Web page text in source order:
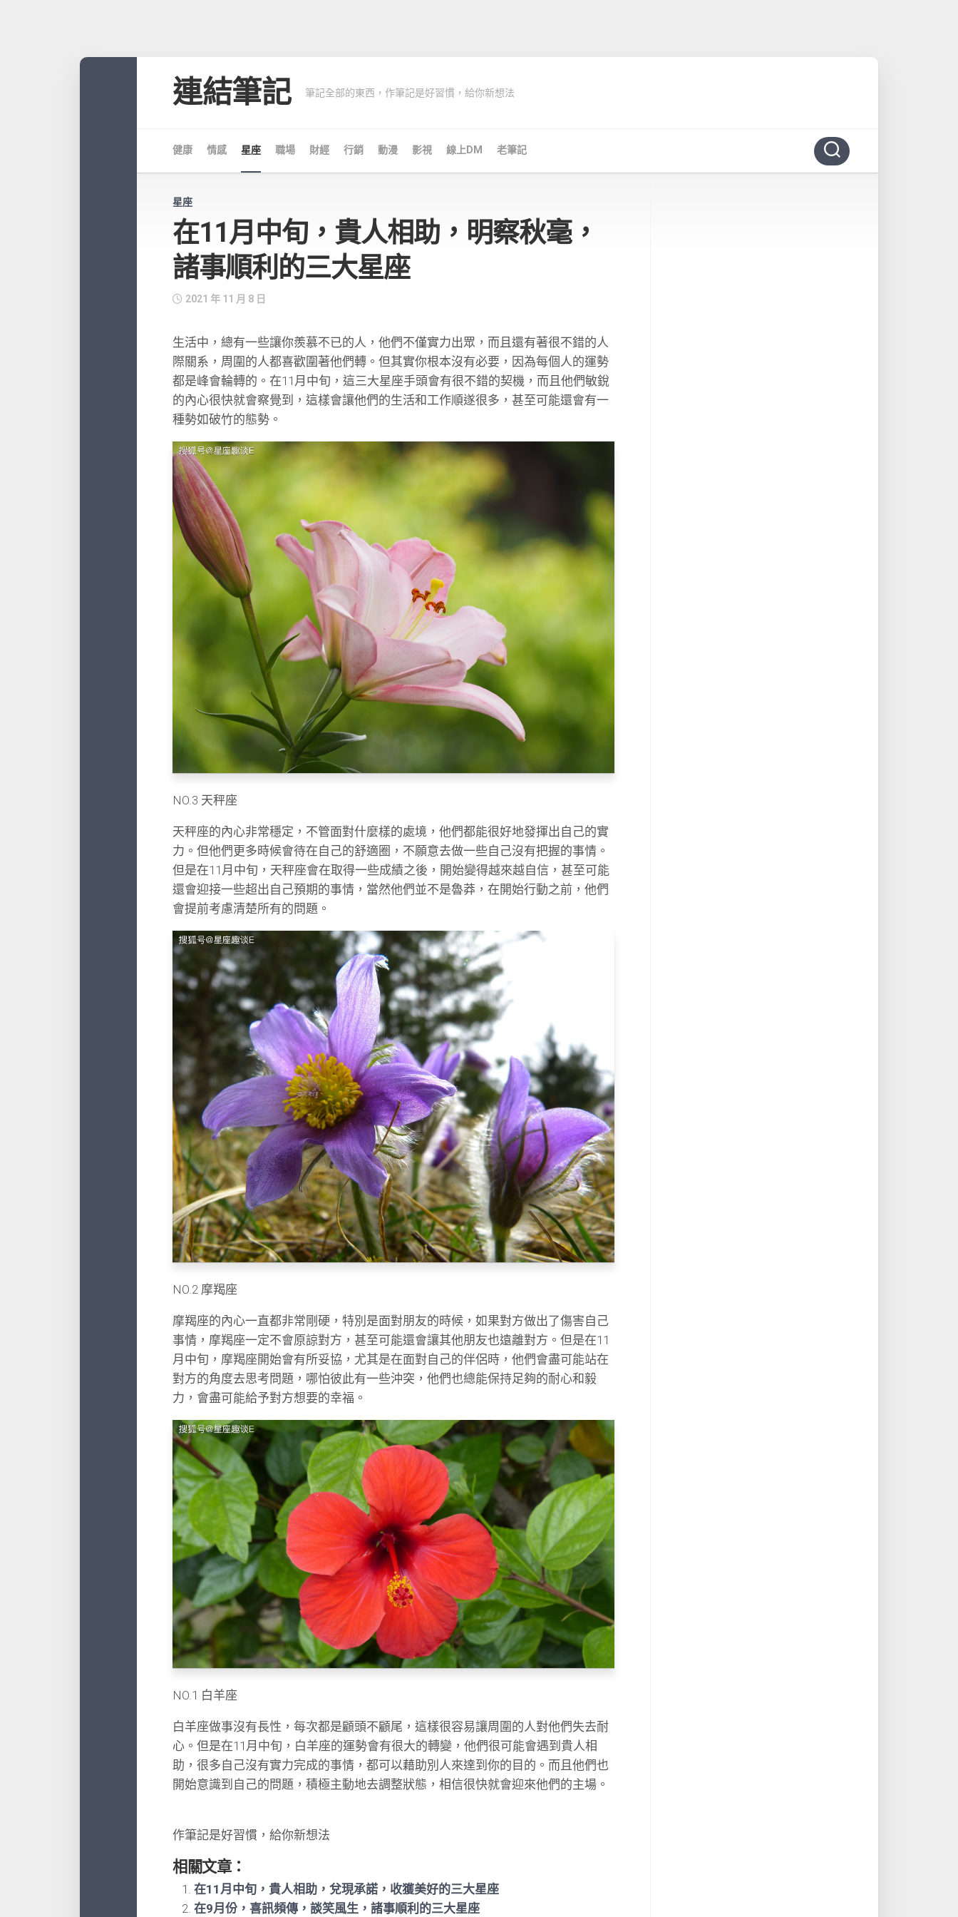
連結筆記 筆記全部的東西，作筆記是好習慣，給你新想法
健康 情感 星座 職場 財經 行銷 動漫 影視 線上DM 老筆記
星座
在11月中旬，貴人相助，明察秋毫，
諸事順利的三大星座
2021 年 11 月 8 日
生活中，總有一些讓你羨慕不已的人，他們不僅實力出眾，而且還有著很不錯的人
際關系，周圍的人都喜歡圍著他們轉。但其實你根本沒有必要，因為每個人的運勢
都是峰會輪轉的。在11月中旬，這三大星座手頭會有很不錯的契機，而且他們敏銳
的內心很快就會察覺到，這樣會讓他們的生活和工作順遂很多，甚至可能還會有一
種勢如破竹的態勢。
NO.3 天秤座
天秤座的內心非常穩定，不管面對什麼樣的處境，他們都能很好地發揮出自己的實
力。但他們更多時候會待在自己的舒適圈，不願意去做一些自己沒有把握的事情。
但是在11月中旬，天秤座會在取得一些成績之後，開始變得越來越自信，甚至可能
還會迎接一些超出自己預期的事情，當然他們並不是魯莽，在開始行動之前，他們
會提前考慮清楚所有的問題。
NO.2 摩羯座
摩羯座的內心一直都非常剛硬，特別是面對朋友的時候，如果對方做出了傷害自己
事情，摩羯座一定不會原諒對方，甚至可能還會讓其他朋友也遠離對方。但是在11
月中旬，摩羯座開始會有所妥協，尤其是在面對自己的伴侶時，他們會盡可能站在
對方的角度去思考問題，哪怕彼此有一些沖突，他們也總能保持足夠的耐心和毅
力，會盡可能給予對方想要的幸福。
NO.1 白羊座
白羊座做事沒有長性，每次都是顧頭不顧尾，這樣很容易讓周圍的人對他們失去耐
心。但是在11月中旬，白羊座的運勢會有很大的轉變，他們很可能會遇到貴人相
助，很多自己沒有實力完成的事情，都可以藉助別人來達到你的目的。而且他們也
開始意識到自己的問題，積極主動地去調整狀態，相信很快就會迎來他們的主場。
作筆記是好習慣，給你新想法
相關文章：
在11月中旬，貴人相助，兌現承諾，收獲美好的三大星座
在9月份，喜訊頻傳，談笑風生，諸事順利的三大星座